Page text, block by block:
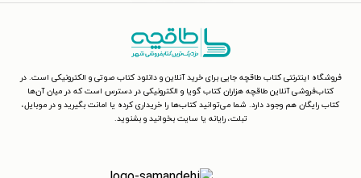
فروشگاه اینترنتی کتاب طاقچه جایی برای خرید آنلاین و دانلود کتاب صوتی و الکترونیکی است. در
کتاب‌فروشی آنلاین طاقچه هزاران کتاب گویا و الکترونیکی در دسترس است که در میان آن‌ها
کتاب رایگان هم وجود دارد. شما می‌توانید کتاب‌ها را خریداری کرده یا امانت بگیرید و در موبایل،
تبلت، رایانه یا سایت بخوانید و بشنوید.